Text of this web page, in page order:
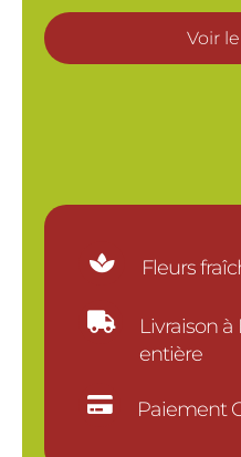
Voir
 Fleurs

Livraison à
entière
 Paiement